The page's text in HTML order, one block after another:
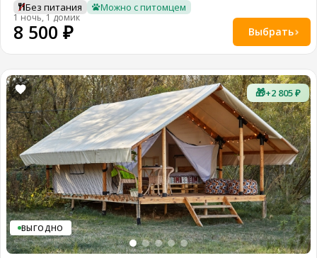
Без питания Можно с питомцем
1 ночь, 1 домик
8 500 ₽ Выбрать
🎁+2 805 ₽
ВЫГОДНО